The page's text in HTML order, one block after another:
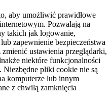
aby umożliwić prawidłowe
Pozwalają na
takich jak logowanie,
zapewnienie bezpieczeństwa
ustawienia przeglądarki,
niektóre funkcjonalności
Niezbędne pliki cookie nie są
komputerze lub innym
z chwilą zamknięcia